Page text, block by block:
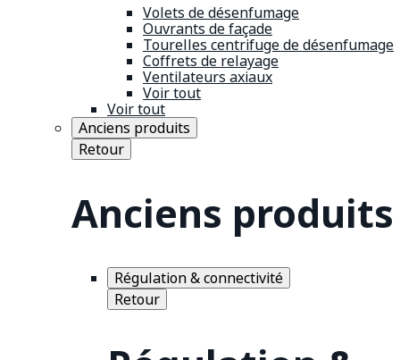
Volets de désenfumage
Ouvrants de façade
Tourelles centrifuge de désenfumage
Coffrets de relayage
Ventilateurs axiaux
Voir tout
Voir tout
Anciens produits
Retour
Anciens produits
Régulation & connectivité
Retour